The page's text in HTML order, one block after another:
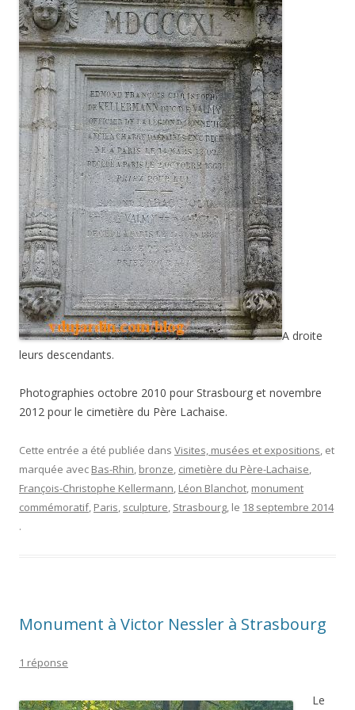
A droite
leurs descendants.
Photographies octobre 2010 pour Strasbourg et novembre
2012 pour le cimetière du Père Lachaise.
Cette entrée a été publiée dans Visites, musées et expositions, et
marquée avec Bas-Rhin, bronze, cimetière du Père-Lachaise,
François-Christophe Kellermann, Léon Blanchot, monument
commémoratif, Paris, sculpture, Strasbourg, le 18 septembre 2014
.
Monument à Victor Nessler à Strasbourg
1 réponse
Le